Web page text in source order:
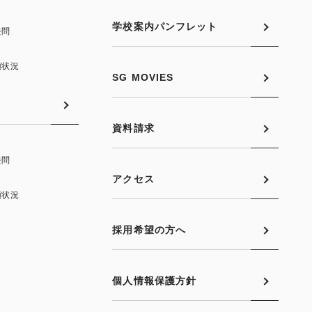
況
況
学校案内パンフレット
SG MOVIES
資料請求
アクセス
採用希望の方へ
個人情報保護方針